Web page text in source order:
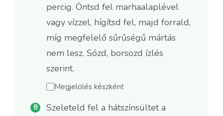
percig. Öntsd fel marhaalaplével
vagy vízzel, hígítsd fel, majd forrald,
míg megfelelő sűrűségű mártás
nem lesz. Sózd, borsozd ízlés
szerint.
Megjelölés készként
Szeleteld fel a hátszínsültet a